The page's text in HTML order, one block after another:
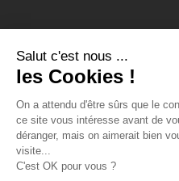
Salut c'est nous ...
les Cookies !
On a attendu d'être sûrs que le
ce site vous intéresse avant de
déranger, mais on aimerait bien
visite...
C'est OK pour vous ?